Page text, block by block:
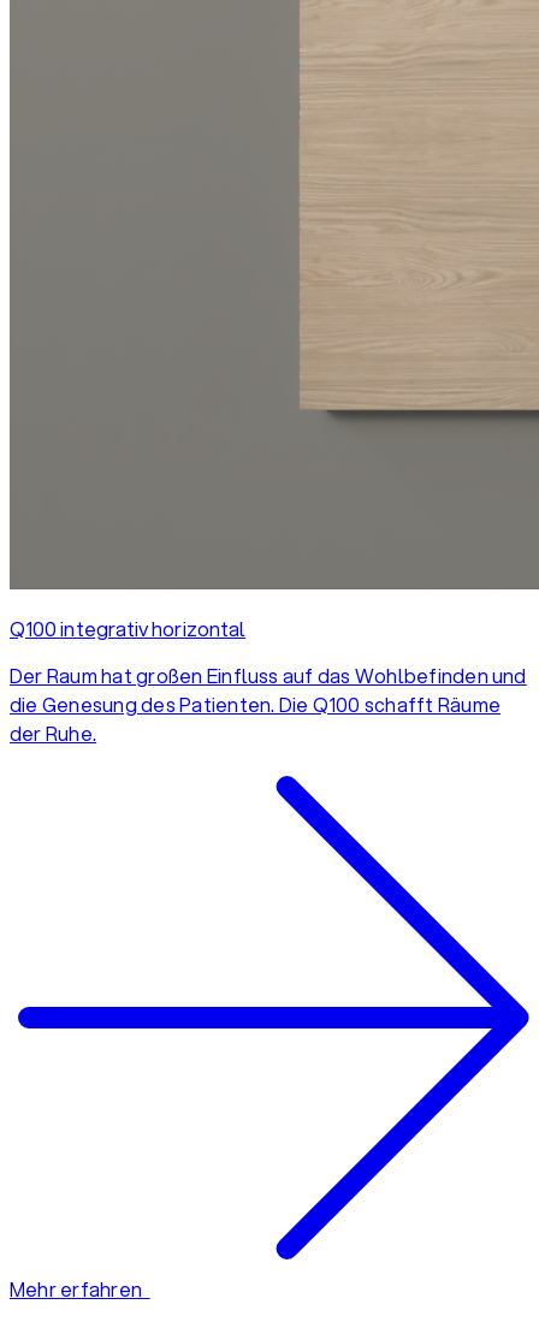
Q100 integrativ horizontal
Der Raum hat großen Einfluss auf das Wohlbefinden und
die Genesung des Patienten. Die Q100 schafft Räume
der Ruhe.
Mehr erfahren